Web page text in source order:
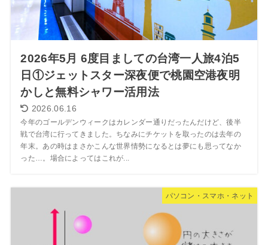
2026年5月 6度目ましての台湾一人旅4泊5
日①ジェットスター深夜便で桃園空港夜明
かしと無料シャワー活用法
2026.06.16
今年のゴールデンウィークはカレンダー通りだったんだけど、後半
戦で台湾に行ってきました。ちなみにチケットを取ったのは去年の
年末。あの時はまさかこんな世界情勢になるとは夢にも思ってなか
った…。場合によってはこれが...
パソコン・スマホ・ネット